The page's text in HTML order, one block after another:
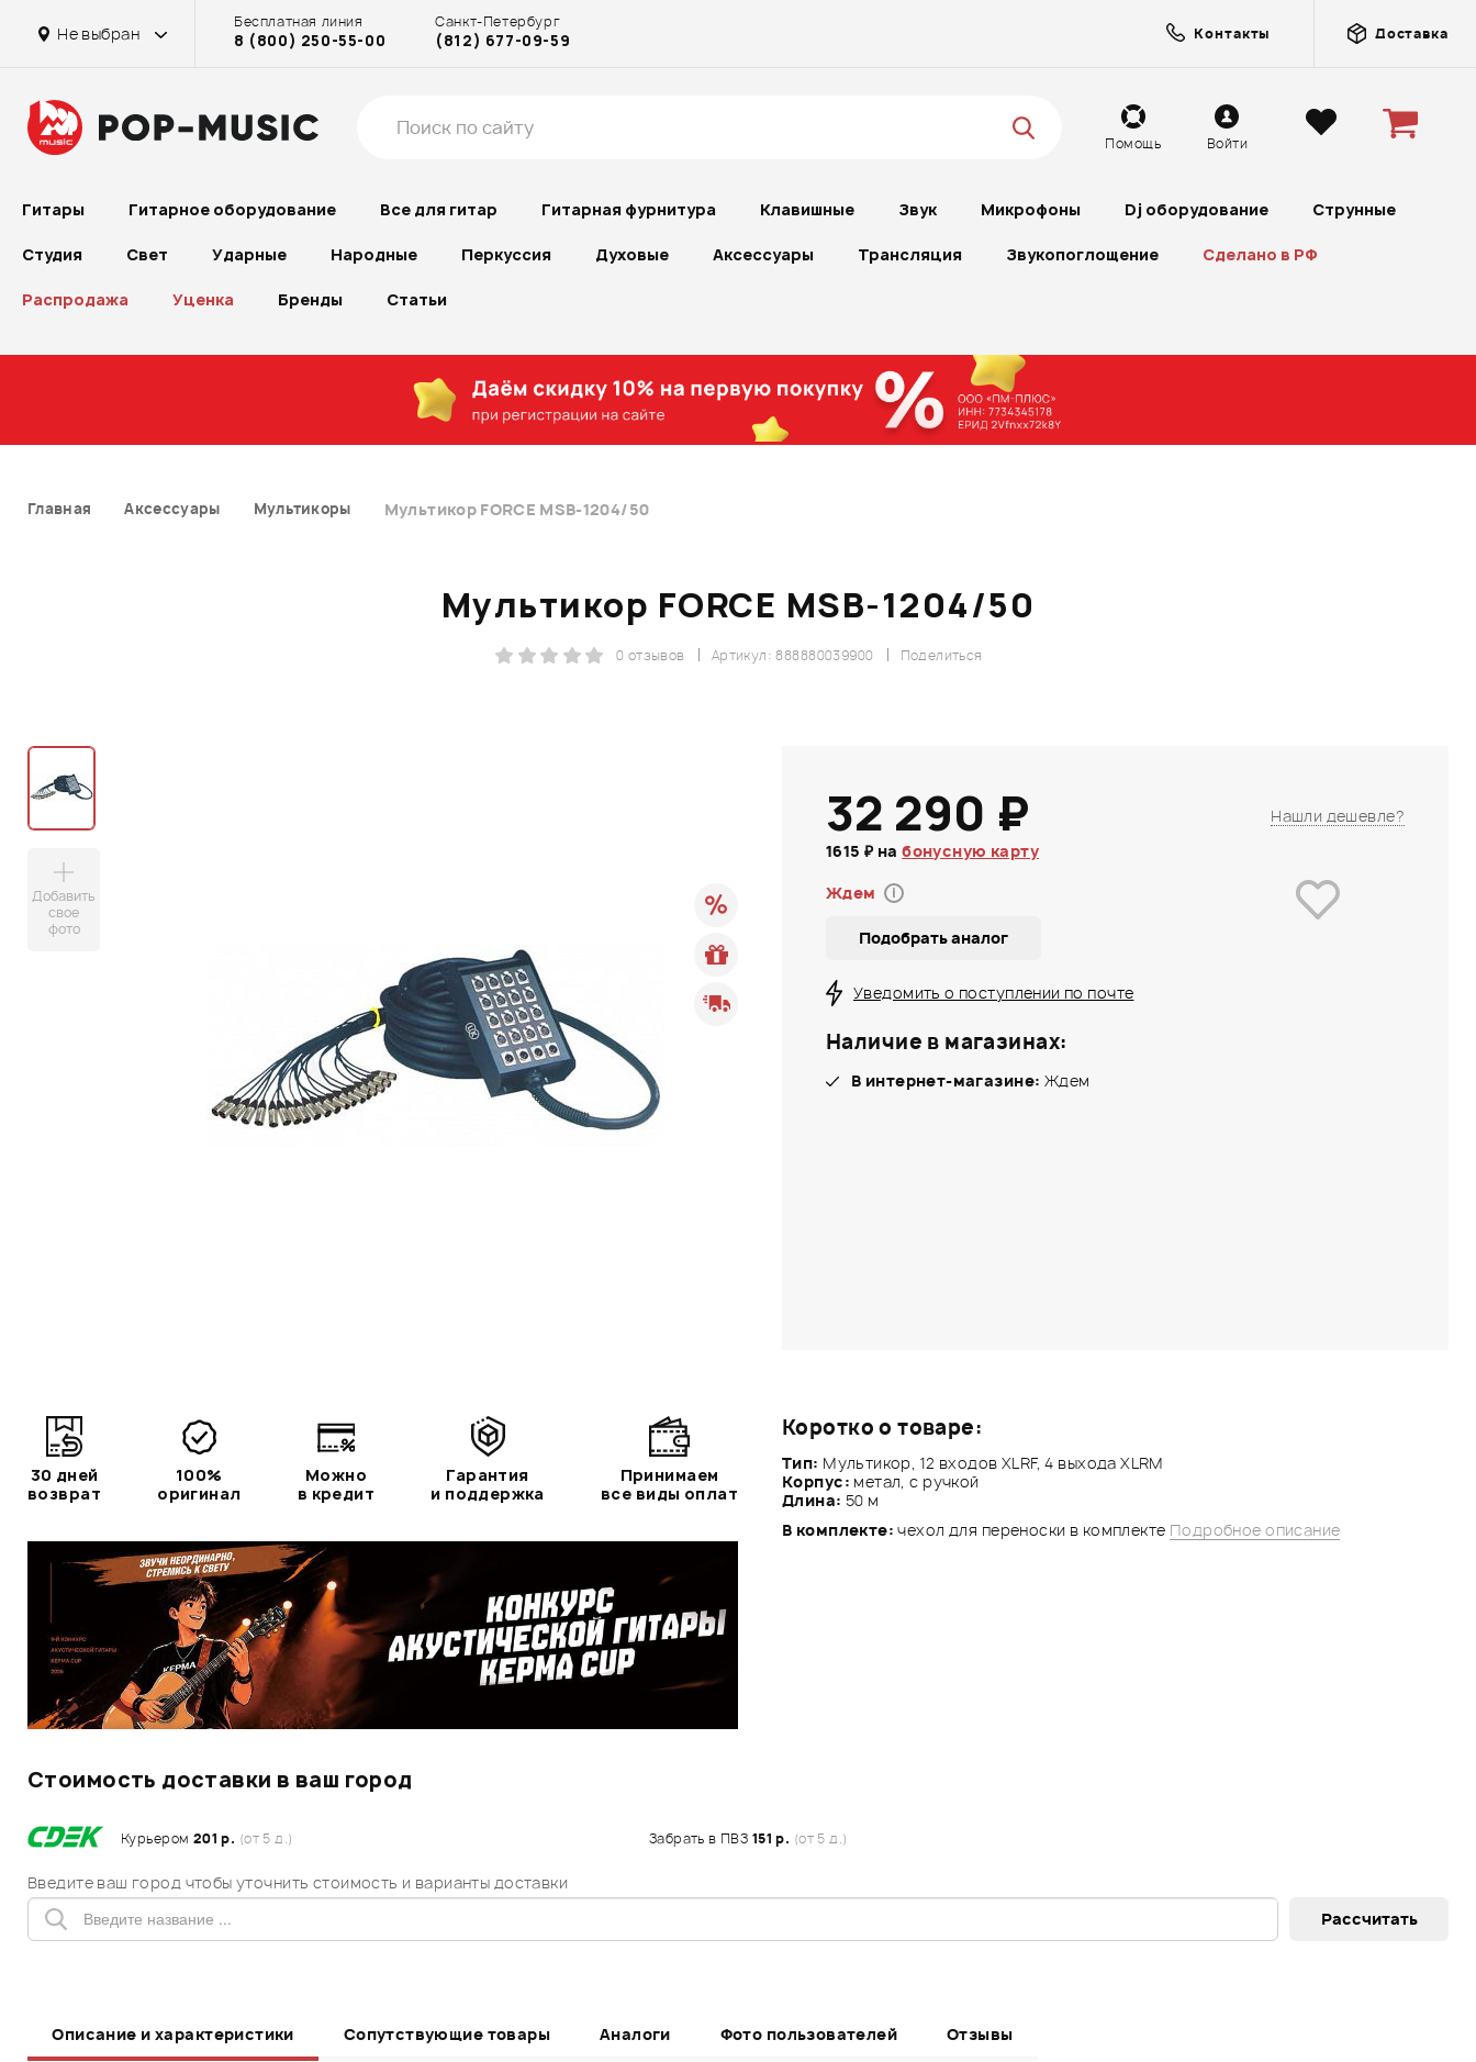
Не выбран
Бесплатная линия
8 (800) 250-55-00
Санкт-Петербург
(812) 677-09-59 Контакты Доставка
Помощь Войти
Гитары Гитарное оборудование Все для гитар Гитарная фурнитура Клавишные Звук Микрофоны Dj оборудование Струнные
Студия Свет Ударные Народные Перкуссия Духовые Аксессуары Трансляция Звукопоглощение Сделано в РФ
Распродажа Уценка Бренды Статьи
Главная Аксессуары Мультикоры Мультикор FORCE MSB-1204/50
Мультикор FORCE MSB-1204/50
Поделиться
Артикул: 888880039900
0 отзывов
Добавить
свое
фото
Коротко о товаре:
Тип: Мультикор, 12 входов XLRF, 4 выхода XLRM
Корпус: метал, с ручкой
Длина: 50 м
В комплекте: чехол для переноски в комплекте Подробное описание
32 290 ₽
1615 ₽ набонусную карту
Нашли дешевле?
Ждем i
Подобрать аналог
Уведомить о поступлении по почте
Наличие в магазинах:
В интернет-магазине: Ждем
30 дней
возврат
100%
оригинал
Можно
в кредит
Гарантия
и поддержка
Принимаем
все виды оплат
Стоимость доставки в ваш город
Курьером 201 р. (от 5 д.) Забрать в ПВЗ 151 р. (от 5 д.)
Введите ваш город чтобы уточнить стоимость и варианты доставки
Описание и характеристики Сопутствующие товары Аналоги Фото пользователей Отзывы